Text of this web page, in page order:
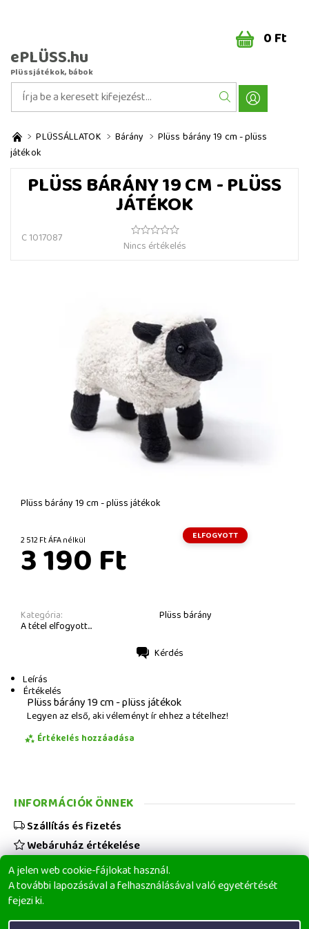
ePLÜSS.hu
Plüssjátékok, bábok
0 Ft
PLÜSSÁLLATOK Bárány
Plüss bárány 19 cm - plüss
játékok
PLÜSS BÁRÁNY 19 CM - PLÜSS
JÁTÉKOK
C 1017087
Nincs értékelés
Plüss bárány 19 cm - plüss játékok
2 512 Ft ÁFA nélkül ELFOGYOTT
3 190 Ft
Kategória: Plüss bárány
A tétel elfogyott...
Kérdés
Leírás
Értékelés
Plüss bárány 19 cm - plüss játékok
Legyen az első, aki véleményt ír ehhez a tételhez!
Értékelés hozzáadása
A jelen web cookie-fájlokat használ.
A további lapozásával a felhasználásával való egyetértését
fejezi ki.
INFORMÁCIÓK ÖNNEK
Szállítás és fizetés
Webáruház értékelése
Viszonteladóknak
Üzleti feltételek
Elérhetőségeink